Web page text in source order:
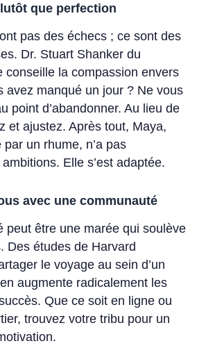
que perfection
pas des échecs ; ce sont des
Dr. Stuart Shanker du
conseille la compassion envers
avez manqué un jour ? Ne vous
point d’abandonner. Au lieu de
et ajustez. Après tout, Maya,
un rhume, n’a pas
Elle s’est adaptée.
avec une communauté
peut être une marée qui soulève
Des études de Harvard
le voyage au sein d’un
augmente radicalement les
Que ce soit en ligne ou
trouvez votre tribu pour un